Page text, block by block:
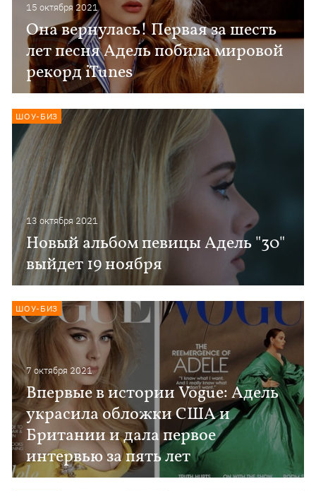
15 октября 2021
Она вернулась! Первая за шесть
лет песня Адель побила мировой
рекорд iTunes
13 октября 2021
Новый альбом певицы Адель "30"
выйдет 19 ноября
ШОУ-БИЗ
7 октября 2021
Впервые в истории Vogue: Адель
украсила обложки США и
Британии и дала первое
интервью за пять лет
ШОУ-БИЗ